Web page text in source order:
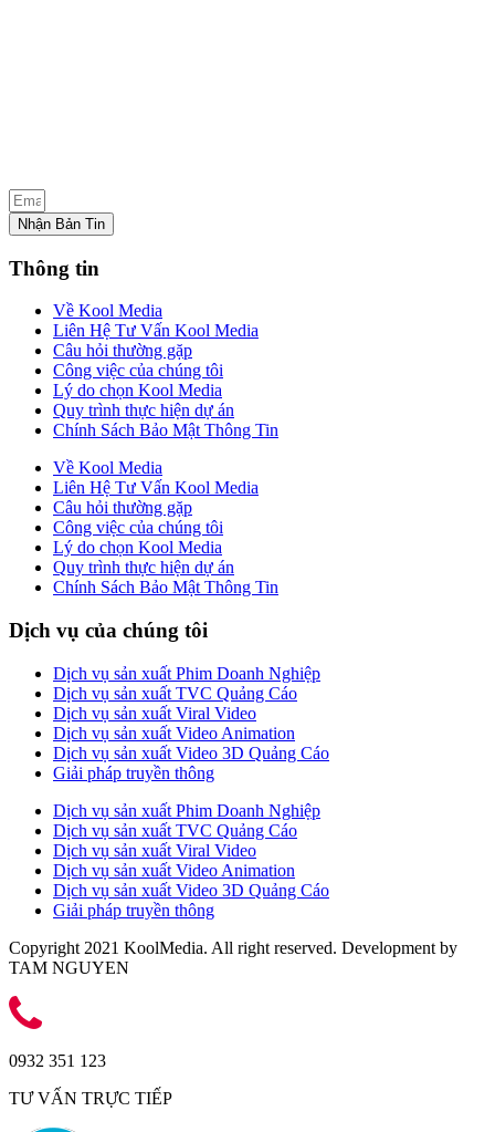
Nhận Bản Tin
Thông tin
Về Kool Media
Liên Hệ Tư Vấn Kool Media
Câu hỏi thường gặp
Công việc của chúng tôi
Lý do chọn Kool Media
Quy trình thực hiện dự án
Chính Sách Bảo Mật Thông Tin
Về Kool Media
Liên Hệ Tư Vấn Kool Media
Câu hỏi thường gặp
Công việc của chúng tôi
Lý do chọn Kool Media
Quy trình thực hiện dự án
Chính Sách Bảo Mật Thông Tin
Dịch vụ của chúng tôi
Dịch vụ sản xuất Phim Doanh Nghiệp
Dịch vụ sản xuất TVC Quảng Cáo
Dịch vụ sản xuất Viral Video
Dịch vụ sản xuất Video Animation
Dịch vụ sản xuất Video 3D Quảng Cáo
Giải pháp truyền thông
Dịch vụ sản xuất Phim Doanh Nghiệp
Dịch vụ sản xuất TVC Quảng Cáo
Dịch vụ sản xuất Viral Video
Dịch vụ sản xuất Video Animation
Dịch vụ sản xuất Video 3D Quảng Cáo
Giải pháp truyền thông
Copyright 2021 KoolMedia. All right reserved. Development by
TAM NGUYEN
0932 351 123
TƯ VẤN TRỰC TIẾP